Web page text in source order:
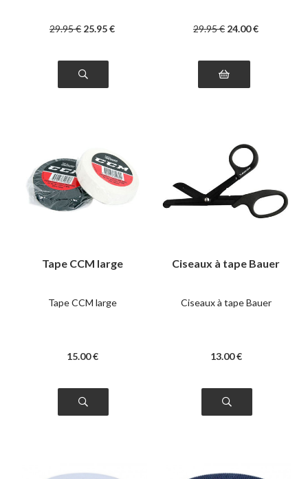
29.95€ 25.95€ 29.95€ 24.00€
Tape CCM large
Tape CCM large
15.00 €
Ciseaux à tape Bauer
Ciseaux à tape Bauer
13.00 €